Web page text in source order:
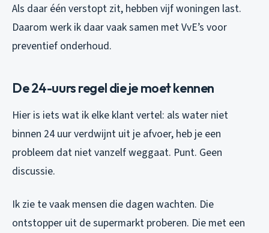
Als daar één verstopt zit, hebben vijf woningen last.
Daarom werk ik daar vaak samen met VvE’s voor
preventief onderhoud.
De 24-uurs regel die je moet kennen
Hier is iets wat ik elke klant vertel: als water niet
binnen 24 uur verdwijnt uit je afvoer, heb je een
probleem dat niet vanzelf weggaat. Punt. Geen
discussie.
Ik zie te vaak mensen die dagen wachten. Die
ontstopper uit de supermarkt proberen. Die met een